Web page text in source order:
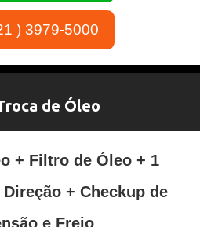
) 3979-5000
de Óleo
+ Filtro de Óleo + 1
+ Checkup de
e Freio